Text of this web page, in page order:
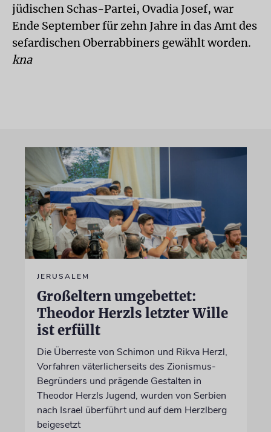
jüdischen Schas-Partei, Ovadia Josef, war
Ende September für zehn Jahre in das Amt des
sefardischen Oberrabbiners gewählt worden.
kna
JERUSALEM
Großeltern umgebettet:
Theodor Herzls letzter Wille
ist erfüllt
Die Überreste von Schimon und Rikva Herzl,
Vorfahren väterlicherseits des Zionismus-
Begründers und prägende Gestalten in
Theodor Herzls Jugend, wurden von Serbien
nach Israel überführt und auf dem Herzlberg
beigesetzt